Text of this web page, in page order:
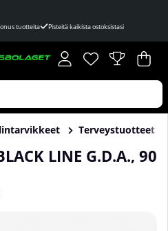
tuotteita Pisteitä kaikista ostoksistasi
Toivelista
Lukumäärä
. .
Terveystuotteet
LINE G.D.A., 90
LINE G.D.A., 90 caps